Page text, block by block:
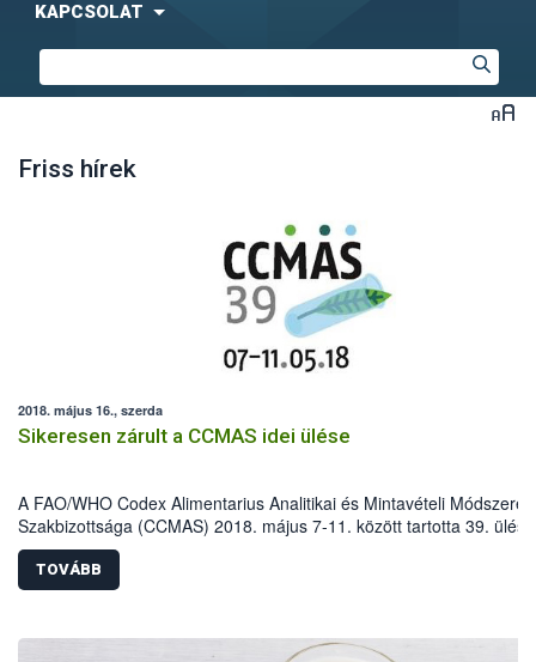
KAPCSOLAT
Friss hírek
2018. május 16., szerda
Sikeresen zárult a CCMAS idei ülése
A FAO/WHO Codex Alimentarius Analitikai és Mintavételi Módszerek
Szakbizottsága (CCMAS) 2018. május 7-11. között tartotta 39.
Budapesten. Az eseményen 51 ország és 13 megfigyelő szervezet
képviseletében több mint 160 szakember vett részt.
TOVÁBB